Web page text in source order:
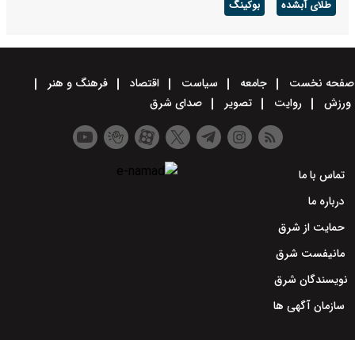
طلای آبشده بوکینگ
صفحه نخست جامعه سیاست اقتصاد
فرهنگ و هنر
ورزش
روایت تصویر صدای شرق
تماس با ما
درباره ما
حمایت از شرق
مانیفست شرق
نویسندگان شرق
سازمان آگهی ها